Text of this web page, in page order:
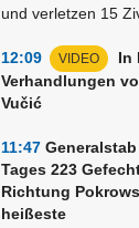
und verletzen 15
12:09 VIDEO
In
Verhandlungen
Vučić
11:47
Tages 223
Richtung
heißeste